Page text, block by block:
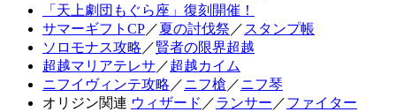
「天上劇団もぐら座」復刻開催！
サマーギフトCP／夏の討伐祭 ／ スタンプ帳
ソロモナス攻略 ／賢者の限界超越
超越マリアテレサ ／超越カイム
ニフイヴィンテ攻略 ／ニフ槍 ／ニフ琴
オリジン関連 ウィザード ／ランサー ／ファイター